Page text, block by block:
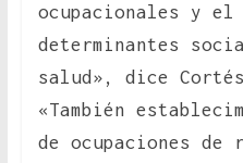
ocupacionales y
determinantes
salud», dice Cortés
«También
de ocupaciones de